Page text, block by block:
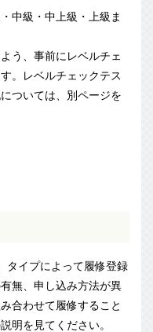
中級・中上級・上級ま
う、事前にレベルチェ
。レベルチェックテス
ついては、別ページを
タイプによって履修登録
無、申し込み方法が異
合わせて履修すること
明を見てください。